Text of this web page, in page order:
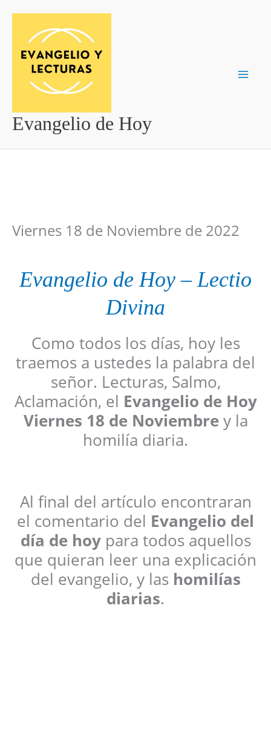
contenido
Evangelio de Hoy
Viernes 18 de Noviembre de 2022
Evangelio de Hoy – Lectio
Divina
Como todos los días, hoy les
traemos a ustedes la palabra del
señor. Lecturas, Salmo,
Aclamación, el Evangelio de Hoy
Viernes 18 de Noviembrey la
homilía diaria.
Al final del artículo encontraran
el comentario del Evangelio del
día de hoypara todos aquellos
que quieran leer una explicación
del evangelio, y las homilías
diarias.